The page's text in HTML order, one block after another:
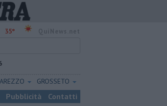
35°
AREZZO GROSSETO
Pubblicità Contatti